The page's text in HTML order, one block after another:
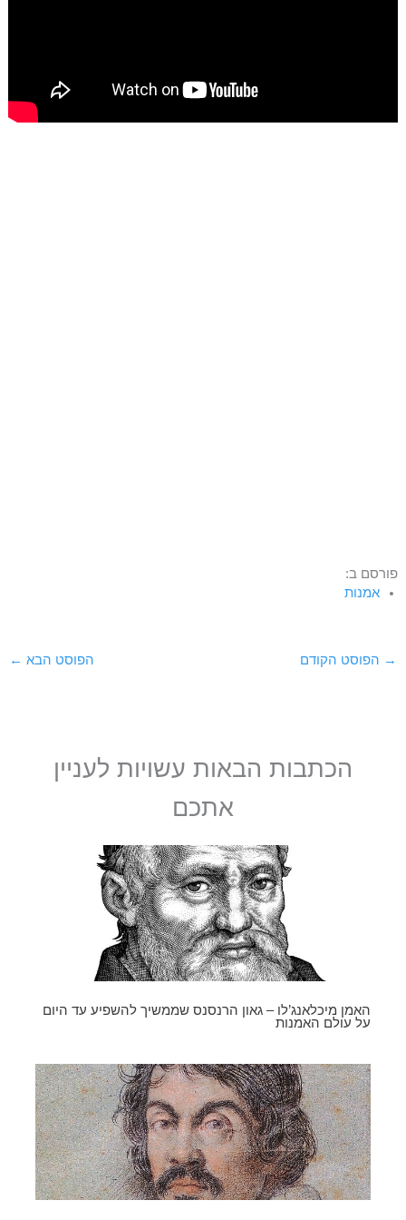
פורסם ב:
אמנות
→ הפוסט הקודם הפוסט הבא ←
הכתבות הבאות עשויות לעניין
אתכם
האמן מיכלאנג’לו – גאון הרנסנס שממשיך להשפיע עד היום
על עולם האמנות